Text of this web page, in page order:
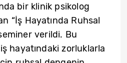
bir klinik psikolog
“İş Hayatında Ruhsal
verildi. Bu
hayatındaki zorluklarla